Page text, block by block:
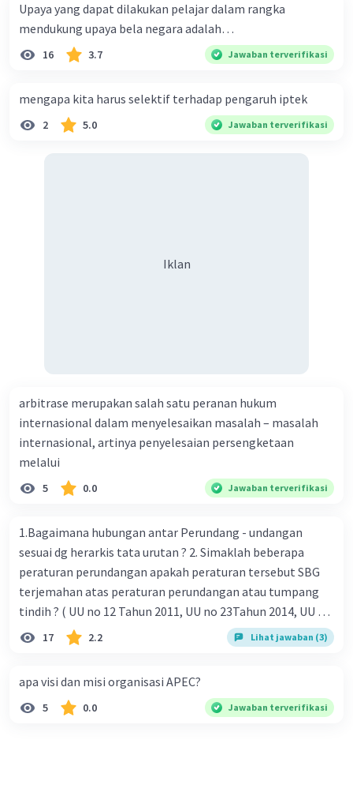
Upaya yang dapat dilakukan pelajar dalam rangka
mendukung upaya bela negara adalah…
16 3.7 Jawaban terverifikasi
mengapa kita harus selektif terhadap pengaruh iptek
2 5.0 Jawaban terverifikasi
Iklan
arbitrase merupakan salah satu peranan hukum
internasional dalam menyelesaikan masalah – masalah
internasional, artinya penyelesaian persengketaan
melalui
5 0.0 Jawaban terverifikasi
1.Bagaimana hubungan antar Perundang - undangan
sesuai dg herarkis tata urutan ? 2. Simaklah beberapa
peraturan perundangan apakah peraturan tersebut SBG
terjemahan atas peraturan perundangan atau tumpang
tindih ? ( UU no 12 Tahun 2011, UU no 23Tahun 2014, UU No
25 Tahun 2004 ) 3 . Tuliskan peraturan perundangan yg di
undangkan atas perintah TAP MPR NO I / MPR/ 2003
pasal18, pasal 22, pasal 23, Pasal 26 , Pasal 27,pasal ,pasal
28, pasal 29, pasal 30 ,pasal 31 dan pasal 33 )
17 2.2 Lihat jawaban (3)
apa visi dan misi organisasi APEC?
5 0.0 Jawaban terverifikasi